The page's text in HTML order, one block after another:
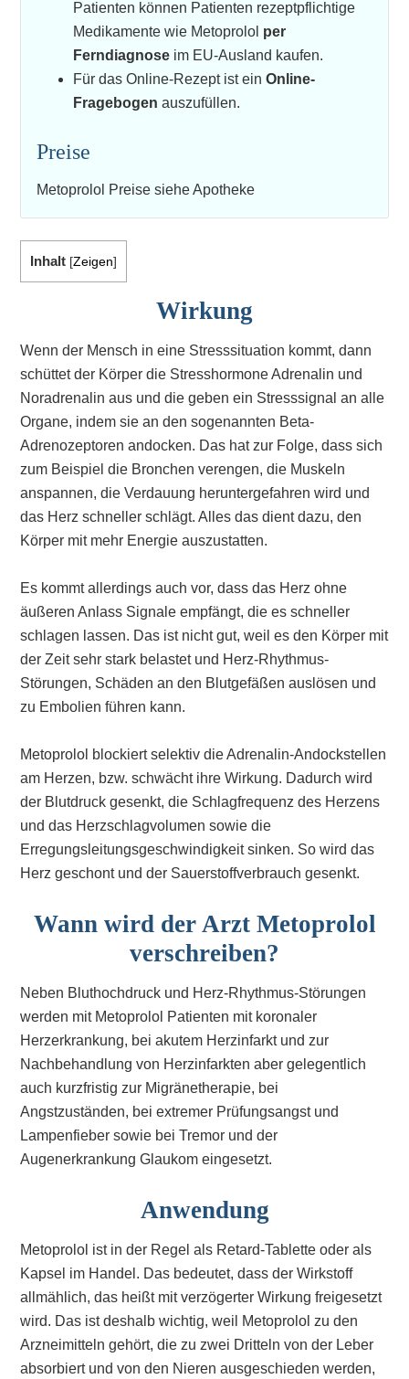
Patienten können Patienten rezeptpflichtige
Medikamente wie Metoprolol per
Ferndiagnose im EU-Ausland kaufen.
Für das Online-Rezept ist einOnline-
Fragebogen auszufüllen.
Preise
Metoprolol Preise siehe Apotheke
Inhalt [Zeigen]
Wirkung
Wenn der Mensch in eine Stresssituation kommt, dann
schüttet der Körper die Stresshormone Adrenalin und
Noradrenalin aus und die geben ein Stresssignal an alle
Organe, indem sie an den sogenannten Beta-
Adrenozeptoren andocken. Das hat zur Folge, dass sich
zum Beispiel die Bronchen verengen, die Muskeln
anspannen, die Verdauung heruntergefahren wird und
das Herz schneller schlägt. Alles das dient dazu, den
Körper mit mehr Energie auszustatten.
Es kommt allerdings auch vor, dass das Herz ohne
äußeren Anlass Signale empfängt, die es schneller
schlagen lassen. Das ist nicht gut, weil es den Körper mit
der Zeit sehr stark belastet und Herz-Rhythmus-
Störungen, Schäden an den Blutgefäßen auslösen und
zu Embolien führen kann.
Metoprolol blockiert selektiv die Adrenalin-Andockstellen
am Herzen, bzw. schwächt ihre Wirkung. Dadurch wird
der Blutdruck gesenkt, die Schlagfrequenz des Herzens
und das Herzschlagvolumen sowie die
Erregungsleitungsgeschwindigkeit sinken. So wird das
Herz geschont und der Sauerstoffverbrauch gesenkt.
Wann wird der Arzt Metoprolol
verschreiben?
Neben Bluthochdruck und Herz-Rhythmus-Störungen
werden mit Metoprolol Patienten mit koronaler
Herzerkrankung, bei akutem Herzinfarkt und zur
Nachbehandlung von Herzinfarkten aber gelegentlich
auch kurzfristig zur Migränetherapie, bei
Angstzuständen, bei extremer Prüfungsangst und
Lampenfieber sowie bei Tremor und der
Augenerkrankung Glaukom eingesetzt.
Anwendung
Metoprolol ist in der Regel als Retard-Tablette oder als
Kapsel im Handel. Das bedeutet, dass der Wirkstoff
allmählich, das heißt mit verzögerter Wirkung freigesetzt
wird. Das ist deshalb wichtig, weil Metoprolol zu den
Arzneimitteln gehört, die zu zwei Dritteln von der Leber
absorbiert und von den Nieren ausgeschieden werden,